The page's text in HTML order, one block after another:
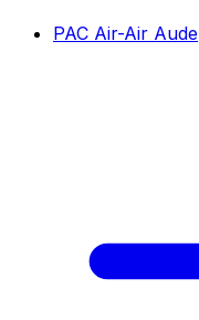
PAC Air-Air Aude